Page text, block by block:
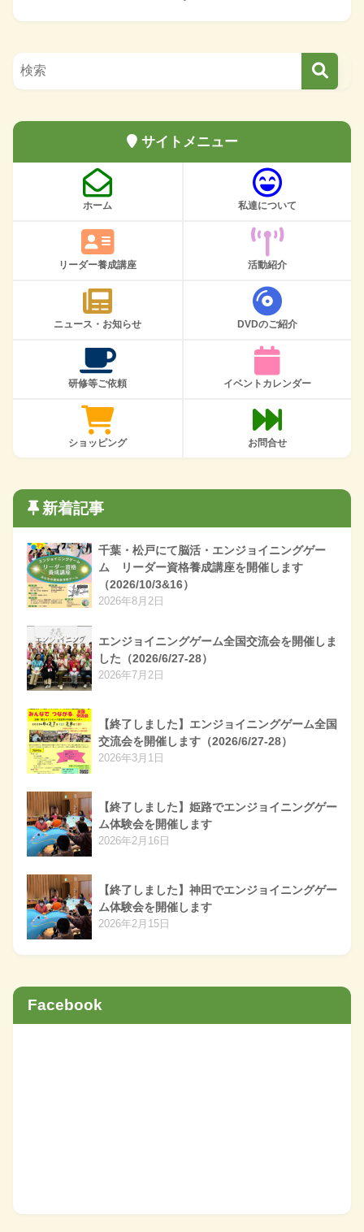
サイトメニュー
ホーム 私達について
リーダー養成講座 活動紹介
ニュース・お知らせ DVDのご紹介
研修等ご依頼 イベントカレンダー
ショッピング お問合せ
新着記事
千葉・松戸にて脳活・エンジョイニングゲー
ム リーダー資格養成講座を開催します
（2026/10/3&16）
2026年8月2日
エンジョイニングゲーム全国交流会を開催しま
した（2026/6/27-28）
2026年7月2日
【終了しました】エンジョイニングゲーム全国
交流会を開催します（2026/6/27-28）
2026年3月1日
【終了しました】姫路でエンジョイニングゲー
ム体験会を開催します
2026年2月16日
【終了しました】神田でエンジョイニングゲー
ム体験会を開催します
2026年2月15日
Facebook